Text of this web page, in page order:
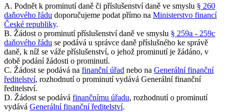
A. Podnět k prominutí daně či příslušenství daně ve smyslu § 260
daňového řádu doporučujeme podat přímo na Ministerstvo financí
České republiky.
B. Žádost o prominutí příslušenství daně ve smyslu § 259a - 259c
daňového řádu se podává u správce daně příslušného ke správě
daně, k níž se váže příslušenství, o jehož prominutí je žádáno, v
době podání žádosti o prominutí.
C. Žádost se podává na finanční úřad nebo na Generální finanční
ředitelství, rozhodnutí o prominutí vydává Generální finanční
ředitelství.
D. Žádost se podává finančnímu úřadu, rozhodnutí o prominutí
vydává Generální finanční ředitelství.